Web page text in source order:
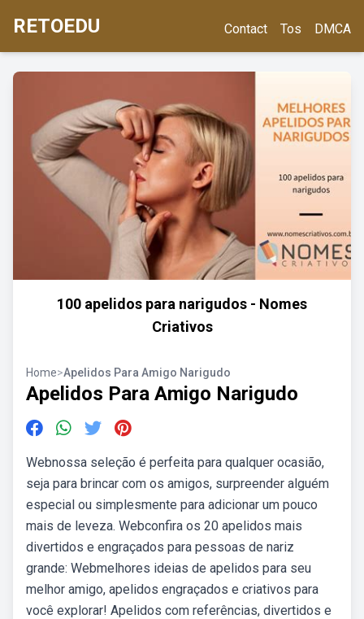
RETOEDU Contact Tos DMCA
100 apelidos para narigudos - Nomes
Criativos
Home>Apelidos Para Amigo Narigudo
Apelidos Para Amigo Narigudo
Webnossa seleção é perfeita para qualquer ocasião,
seja para brincar com os amigos, surpreender alguém
especial ou simplesmente para adicionar um pouco
mais de leveza. Webconfira os 20 apelidos mais
divertidos e engraçados para pessoas de nariz
grande: Webmelhores ideias de apelidos para seu
melhor amigo, apelidos engraçados e criativos para
você explorar! Apelidos com referências, divertidos e